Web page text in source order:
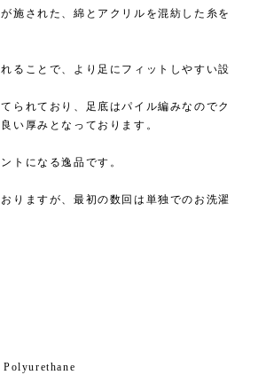
施された、綿とアクリルを混紡した糸を
ることで、より足にフィットしやすい設
られており、足底はパイル編みなのでク
い厚みとなっております。
トになる逸品です。
りますが、最初の数回は単独でのお洗濯